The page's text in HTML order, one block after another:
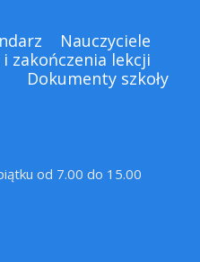
Nauczyciele
zakończenia lekcji
Dokumenty szkoły
od 7.00 do 15.00